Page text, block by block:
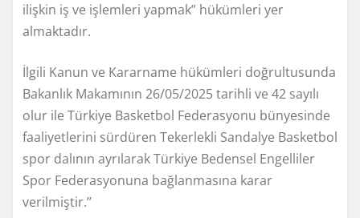
ilişkin iş ve işlemleri yapmak” hükümleri yer
almaktadır.
İlgili Kanun ve Kararname hükümleri doğrultusunda
Bakanlık Makamının 26/05/2025 tarihli ve 42 sayılı
olur ile Türkiye Basketbol Federasyonu bünyesinde
faaliyetlerini sürdüren Tekerlekli Sandalye Basketbol
spor dalının ayrılarak Türkiye Bedensel Engelliler
Spor Federasyonuna bağlanmasına karar
verilmiştir.’’